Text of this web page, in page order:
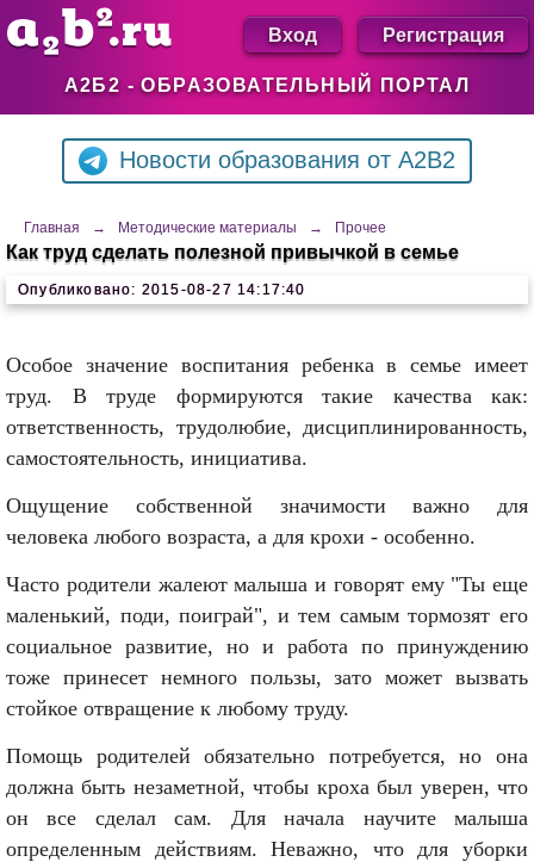
А2Б2 - ОБРАЗОВАТЕЛЬНЫЙ ПОРТАЛ
Вход Регистрация
Новости образования от A2B2
Главная → Методические материалы → Прочее
Как труд сделать полезной привычкой в семье
Опубликовано: 2015-08-27 14:17:40
Особое значение воспитания ребенка в семье имеет
труд. В труде формируются такие качества как:
ответственность, трудолюбие, дисциплинированность,
самостоятельность, инициатива.
Ощущение собственной значимости важно для
человека любого возраста, а для крохи - особенно.
Часто родители жалеют малыша и говорят ему "Ты еще
маленький, поди, поиграй", и тем самым тормозят его
социальное развитие, но и работа по принуждению
тоже принесет немного пользы, зато может вызвать
стойкое отвращение к любому труду.
Помощь родителей обязательно потребуется, но она
должна быть незаметной, чтобы кроха был уверен, что
он все сделал сам. Для начала научите малыша
определенным действиям. Неважно, что для уборки